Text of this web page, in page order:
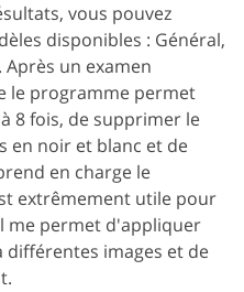
vous pouvez
disponibles : Général,
un examen
le programme permet
8 fois, de supprimer le
en noir et blanc et de
en charge le
extrêmement utile pour
me permet d'appliquer
images et de